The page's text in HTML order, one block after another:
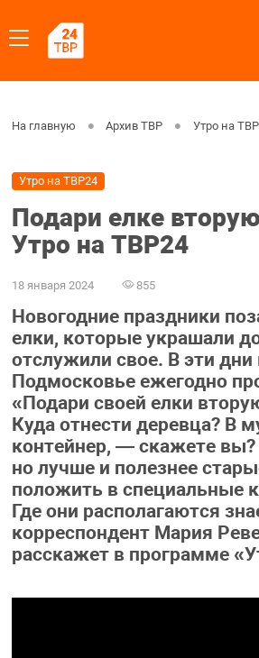
На главную Архив ТВР Утро на
Утро на ТВР24
Подари елке
Утро на ТВР24
18 января 2024 855
Новогодние праздники
елки, которые украшали
отслужили свое. В эти дни
Подмосковье ежегодно
«Подари своей елки
Куда отнести деревца? В
контейнер, — скажете
но лучше и полезнее
положить в специальные
Где они располагаются
корреспондент Мария
расскажет в программе